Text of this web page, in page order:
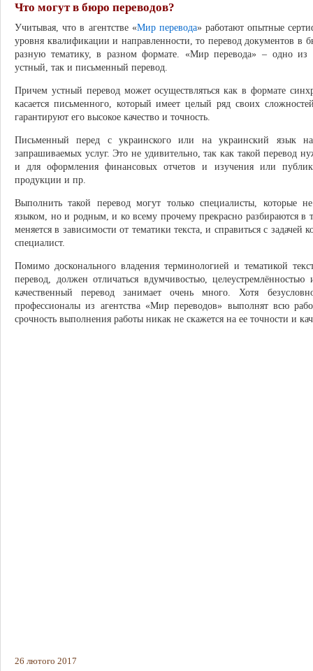
Что могут в бюро переводов?
Учитывая, что в агентстве «Мир перевода» работают опытные
уровня квалификации и направленности, то перевод документов в
разную тематику, в разном формате. «Мир перевода» – одно из
устный, так и письменный перевод.
Причем устный перевод может осуществляться как в формате
касается письменного, который имеет целый ряд своих
гарантируют его высокое качество и точность.
Письменный перед с украинского или на украинский язык
запрашиваемых услуг. Это не удивительно, так как такой перевод
и для оформления финансовых отчетов и изучения или
продукции и пр.
Выполнить такой перевод могут только специалисты, которые
языком, но и родным, и ко всему прочему прекрасно разбираются в
меняется в зависимости от тематики текста, и справиться с
специалист.
Помимо досконального владения терминологией и тематикой
перевод, должен отличаться вдумчивостью,
качественный перевод занимает очень много. Хотя
профессионалы из агентства «Мир переводов» выполнят всю
срочность выполнения работы никак не скажется на ее точности и
26 лютого 2017